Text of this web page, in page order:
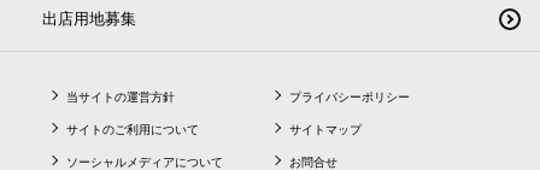
出店用地募集
当サイトの運営方針
サイトのご利用について
ソーシャルメディアについて
プライバシーポリシー
サイトマップ
お問合せ